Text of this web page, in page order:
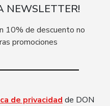
NEWSLETTER!
10% de descuento no
promociones
de privacidad de DON